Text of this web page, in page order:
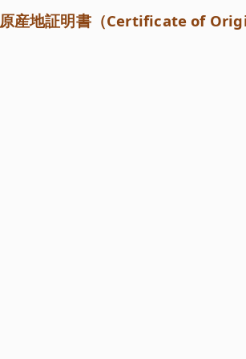
原産地証明書（Certificate of